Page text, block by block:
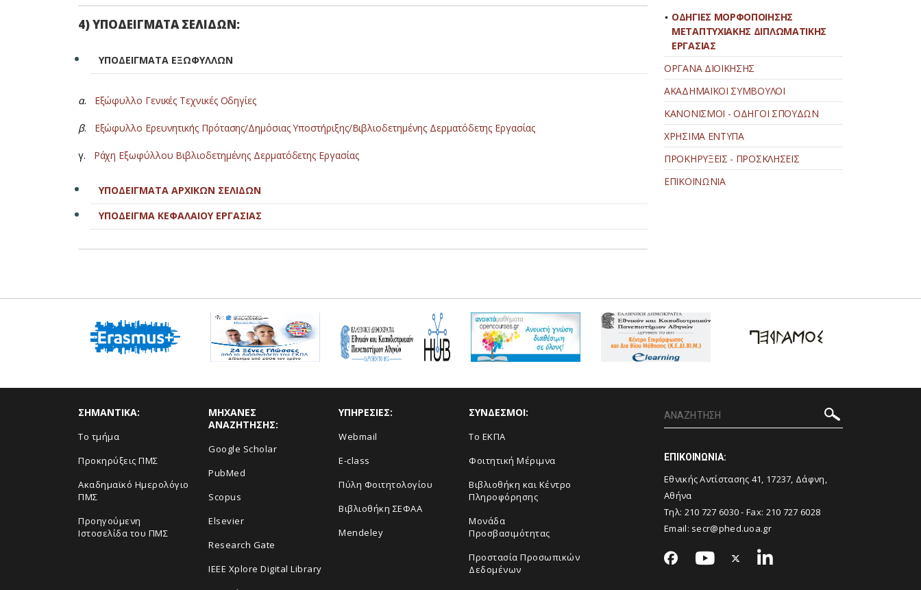
4) ΥΠΟΔΕΙΓΜΑΤΑ ΣΕΛΙΔΩΝ:
ΥΠΟΔΕΙΓΜΑΤΑ ΕΞΩΦΥΛΛΩΝ
α. Εξώφυλλο Γενικές Τεχνικές Οδηγίες
β. Εξώφυλλο Ερευνητικής Πρότασης/Δημόσιας Υποστήριξης/Βιβλιοδετημένης Δερματόδετης Εργασίας
γ. Ράχη Εξωφύλλου Βιβλιοδετημένης Δερματόδετης Εργασίας
ΥΠΟΔΕΙΓΜΑΤΑ ΑΡΧΙΚΩΝ ΣΕΛΙΔΩΝ
ΥΠΟΔΕΙΓΜΑ ΚΕΦΑΛΑΙΟΥ ΕΡΓΑΣΙΑΣ
ΟΔΗΓΙΕΣ ΜΟΡΦΟΠΟΙΗΣΗΣ
ΜΕΤΑΠΤΥΧΙΑΚΗΣ ΔΙΠΛΩΜΑΤΙΚΗΣ
ΕΡΓΑΣΙΑΣ
ΟΡΓΑΝΑ ΔΙΟΙΚΗΣΗΣ
ΑΚΑΔΗΜΑΪΚΟΙ ΣΥΜΒΟΥΛΟΙ
ΚΑΝΟΝΙΣΜΟΙ - ΟΔΗΓΟΙ ΣΠΟΥΔΩΝ
ΧΡΗΣΙΜΑ ΕΝΤΥΠΑ
ΠΡΟΚΗΡΥΞΕΙΣ - ΠΡΟΣΚΛΗΣΕΙΣ
ΕΠΙΚΟΙΝΩΝΙΑ
ΣΗΜΑΝΤΙΚΑ:
Το τμήμα
Προκηρύξεις ΠΜΣ
Ακαδημαϊκό Ημερολόγιο
ΠΜΣ
Προηγούμενη
Ιστοσελίδα του ΠΜΣ
ΜΗΧΑΝΕΣ
ΑΝΑΖΗΤΗΣΗΣ:
Google Scholar
PubMed
Scopus
Elsevier
Research Gate
IEEE Xplore Digital Library
ΥΠΗΡΕΣΙΕΣ:
Webmail
E-class
Πύλη Φοιτητολογίου
Βιβλιοθήκη ΣΕΦΑΑ
Mendeley
ΣΥΝΔΕΣΜΟΙ:
Το ΕΚΠΑ
Φοιτητική Μέριμνα
Βιβλιοθήκη και Κέντρο
Πληροφόρησης
Μονάδα
Προσβασιμότητας
Προστασία Προσωπικών
Δεδομένων
ΕΠΙΚΟΙΝΩΝΙΑ:
Εθνικής Αντίστασης 41, 17237, Δάφνη,
Αθήνα
Τηλ: 210 727 6030- Fax: 210 727 6028
Email: secr@phed.uoa.gr